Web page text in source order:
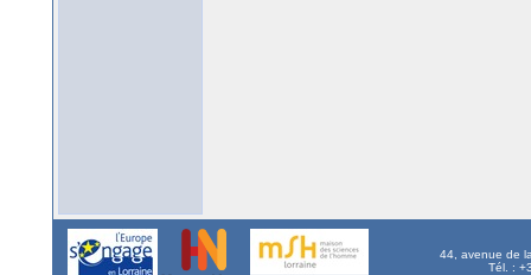
44, avenue de
Tél. :